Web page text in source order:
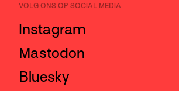
VOLG ONS OP SOCIAL MEDIA
Instagram
Mastodon
Bluesky